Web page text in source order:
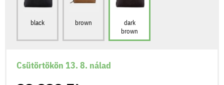
black brown
dark
brown
Csütörtökön 13. 8. nálad